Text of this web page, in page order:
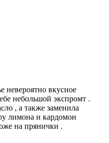
невероятно вкусное
небольшой экспромт .
, а также заменила
лимона и кардомон
на прянички .